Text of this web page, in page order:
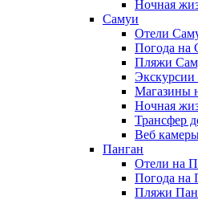
Ночная
Самуи
Отели
Погода на
Пляжи
Магазины
Ночная
Трансфер
Веб
Панган
Отели на
Погода на
Пляжи